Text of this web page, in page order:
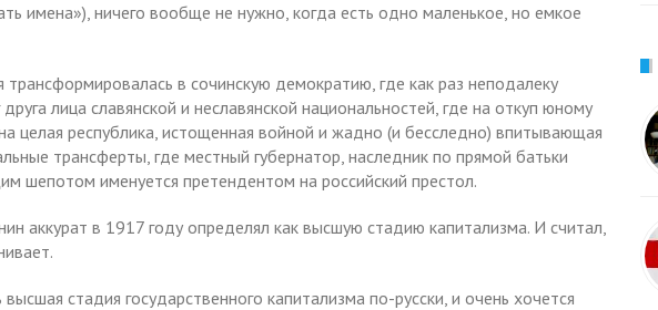
имена»), ничего вообще не нужно, когда есть одно маленькое, но емкое
в сочинскую демократию, где как раз неподалеку
лица славянской и неславянской национальностей, где на откуп юному
целая республика, истощенная войной и жадно (и бесследно) впитывающая
трансферты, где местный губернатор, наследник по прямой батьки
шепотом именуется претендентом на российский престол.
аккурат в 1917 году определял как высшую стадию капитализма. И считал,
стадия государственного капитализма по-русски, и очень хочется